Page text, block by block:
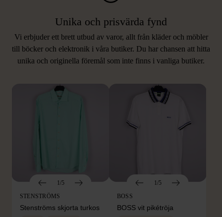
Unika och prisvärda fynd
Vi erbjuder ett brett utbud av varor, allt från kläder och möbler
till böcker och elektronik i våra butiker. Du har chansen att hitta
unika och originella föremål som inte finns i vanliga butiker.
LIKNANDE PRODUKTER
Hitta produkter som påminner om denna
1/5
STENSTRÖMS
Stenströms skjorta turkos
1/5
BOSS
BOSS vit pikétröja